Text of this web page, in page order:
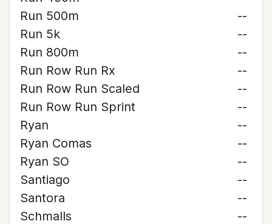
Run 500m
--
Run 5k
--
Run 800m
--
Run Row Run Rx
--
Run Row Run Scaled
--
Run Row Run Sprint
--
Ryan
--
Ryan Comas
--
Ryan SO
--
Santiago
--
Santora
--
Schmalls
--